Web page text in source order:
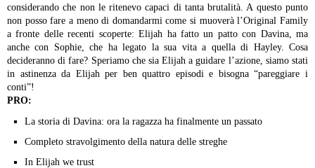
considerando che non le ritenevo capaci di tanta brutalità. A questo punto
non posso fare a meno di domandarmi come si muoverà l’Original Family
a fronte delle recenti scoperte: Elijah ha fatto un patto con Davina, ma
anche con Sophie, che ha legato la sua vita a quella di Hayley. Cosa
decideranno di fare? Speriamo che sia Elijah a guidare l’azione, siamo stati
in astinenza da Elijah per ben quattro episodi e bisogna “pareggiare i
conti”!
PRO:
La storia di Davina: ora la ragazza ha finalmente un passato
Completo stravolgimento della natura delle streghe
In Elijah we trust